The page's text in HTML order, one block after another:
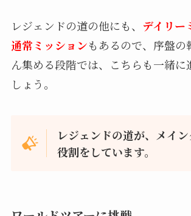
レジェンドの道の他にも、 デイリー
通常ミッションもあるので、序盤の
ん集める段階では、こちらも一緒に
しょう。
レジェンドの道が、メイ
役割をしています。